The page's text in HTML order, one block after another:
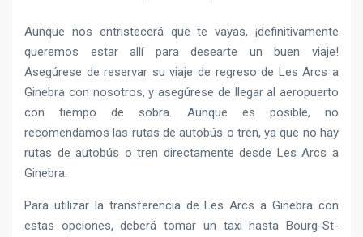
Aunque nos entristecerá que te vayas, ¡definitivamente
queremos estar allí para desearte un buen viaje!
Asegúrese de reservar su viaje de regreso de Les Arcs a
Ginebra con nosotros, y asegúrese de llegar al aeropuerto
con tiempo de sobra. Aunque es posible, no
recomendamos las rutas de autobús o tren, ya que no hay
rutas de autobús o tren directamente desde Les Arcs a
Ginebra.
Para utilizar la transferencia de Les Arcs a Ginebra con
estas opciones, deberá tomar un taxi hasta Bourg-St-